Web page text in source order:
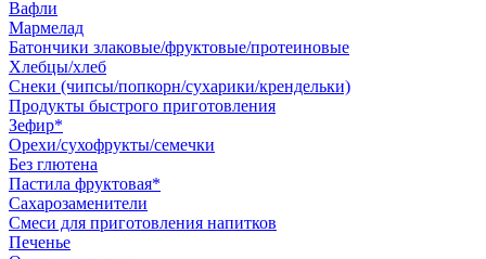
Вафли
Мармелад
Батончики злаковые/фруктовые/протеиновые
Хлебцы/хлеб
Снеки (чипсы/попкорн/сухарики/крендельки)
Продукты быстрого приготовления
Зефир*
Орехи/сухофрукты/семечки
Без глютена
Пастила фруктовая*
Сахарозаменители
Смеси для приготовления напитков
Печенье